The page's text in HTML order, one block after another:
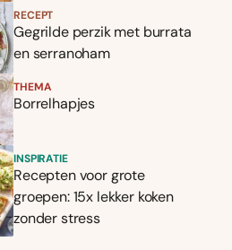
RECEPT
Gegrilde perzik met burrata
en serranoham
THEMA
Borrelhapjes
INSPIRATIE
Recepten voor grote
groepen: 15x lekker koken
zonder stress